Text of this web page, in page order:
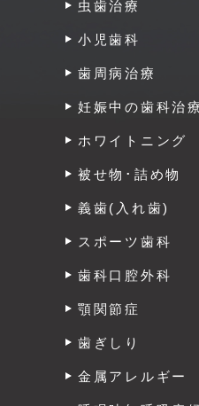
虫歯治療
小児歯科
歯周病治療
妊娠中の歯科治療
ホワイトニング
被せ物･詰め物
義歯(入れ歯)
スポーツ歯科
歯科口腔外科
顎関節症
歯ぎしり
金属アレルギー